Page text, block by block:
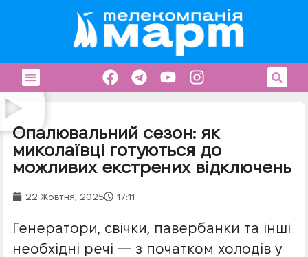
Опалювальний сезон: як
миколаївці готуються до
можливих екстрених відключень
22 Жовтня, 2025 17:11
Генератори, свічки, павербанки та інші
необхідні речі — з початком холодів у